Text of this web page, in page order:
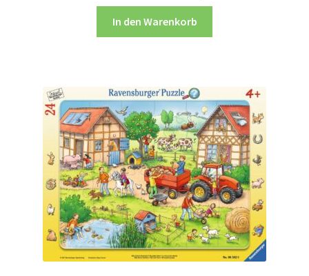
In den Warenkorb